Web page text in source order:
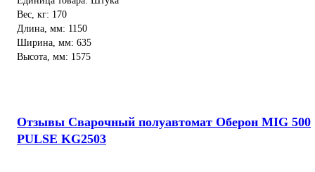
Вес, кг: 170
Длина, мм: 1150
Ширина, мм: 635
Высота, мм: 1575
Отзывы Сварочный полуавтомат Оберон MIG 500
PULSE KG2503